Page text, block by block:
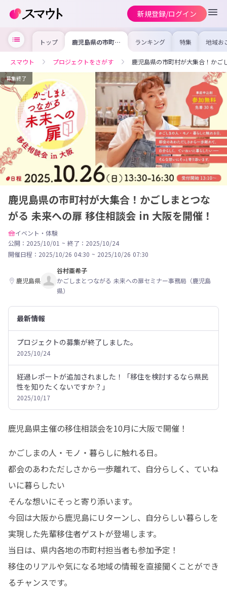
新規登録/ログイン
トップ 鹿児島県の市町村
が大集合！かごし
来への扉 移住相
談会 in 大阪を開
催！
ランキング 特集 地域お
の求
を集め
事内容
を比較
合った
けよう
スマウト プロジェクトをさがす 鹿児島県の市町村が大集合！か
募集終了
鹿児島県の市町村が大集合！かごしまとつな
がる 未来への扉 移住相談会 in 大阪を開催！
イベント・体験
公開：2025/10/01 ~ 終了：2025/10/24
開催日程： 2025/10/26 04:30 ~ 2025/10/26 07:30
鹿児島県
谷村亜希子
かごしまとつながる 未来への扉セミナー事務局（鹿児島
県）
最新情報
プロジェクトの募集が終了しました。
2025/10/24
経過レポートが追加されました！「移住を検討するなら県民
性を知りたくないですか？」
2025/10/17
鹿児島県主催の移住相談会を10月に大阪で開催！
かごしまの人・モノ・暮らしに触れる日。
都会のあわただしさから一歩離れて、自分らしく、ていね
いに暮らしたい
そんな想いにそっと寄り添います。
今回は大阪から鹿児島にＵターンし、自分らしい暮らしを
実現した先輩移住者ゲストが登場します。
当日は、県内各地の市町村担当者も参加予定！
移住のリアルや気になる地域の情報を直接聞くことができ
るチャンスです。